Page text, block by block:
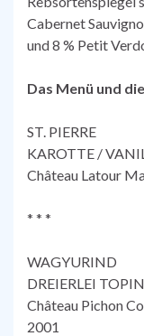
Cabernet
und 8 % Petit
Das Menü und
ST. PIERRE
KAROTTE /
Château Latour
* * *
WAGYURIND
DREIERLEI
Château Pichon
2001